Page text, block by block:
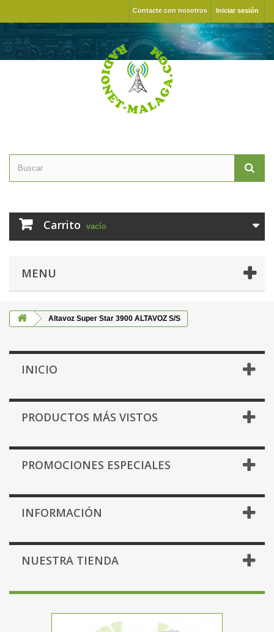
Iniciar sesión
Contacte con nosotros
Carrito vacío
MENU
Altavoz Super Star 3900 ALTAVOZ S/S
INICIO
PRODUCTOS MÁS VISTOS
PROMOCIONES ESPECIALES
INFORMACIÓN
NUESTRA TIENDA